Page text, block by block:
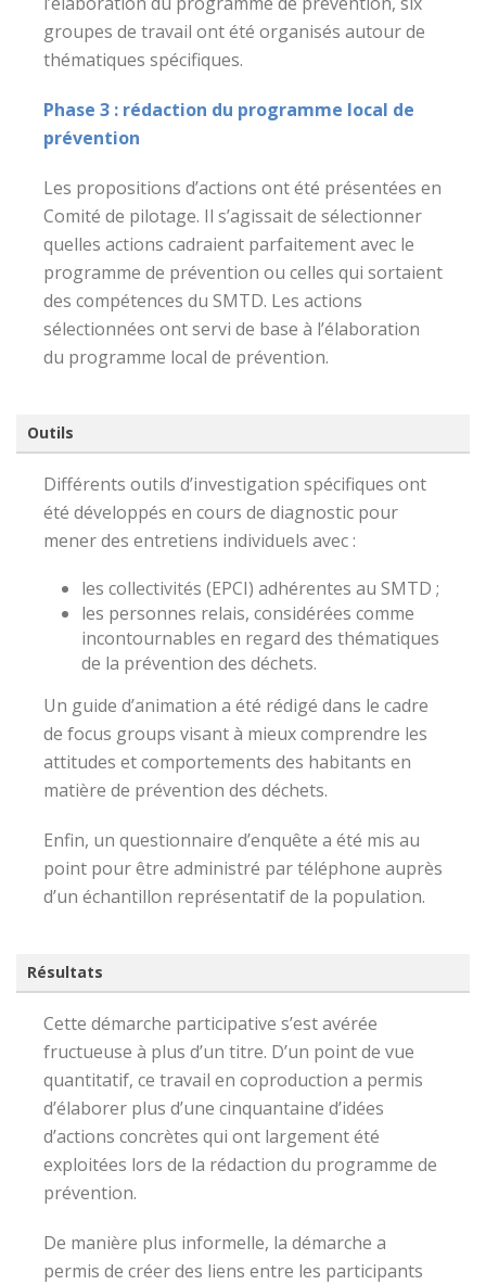
groupes de travail ont été organisés autour de
thématiques spécifiques.
Phase 3 : rédaction du programme local de
prévention
Les propositions d’actions ont été présentées en
Comité de pilotage. Il s’agissait de sélectionner
quelles actions cadraient parfaitement avec le
programme de prévention ou celles qui sortaient
des compétences du SMTD. Les actions
sélectionnées ont servi de base à l’élaboration
du programme local de prévention.
Outils
Différents outils d’investigation spécifiques ont
été développés en cours de diagnostic pour
mener des entretiens individuels avec :
les collectivités (EPCI) adhérentes au SMTD ;
les personnes relais, considérées comme
incontournables en regard des thématiques
de la prévention des déchets.
Un guide d’animation a été rédigé dans le cadre
de focus groups visant à mieux comprendre les
attitudes et comportements des habitants en
matière de prévention des déchets.
Enfin, un questionnaire d’enquête a été mis au
point pour être administré par téléphone auprès
d’un échantillon représentatif de la population.
Résultats
Cette démarche participative s’est avérée
fructueuse à plus d’un titre. D’un point de vue
quantitatif, ce travail en coproduction a permis
d’élaborer plus d’une cinquantaine d’idées
d’actions concrètes qui ont largement été
exploitées lors de la rédaction du programme de
prévention.
De manière plus informelle, la démarche a
permis de créer des liens entre les participants